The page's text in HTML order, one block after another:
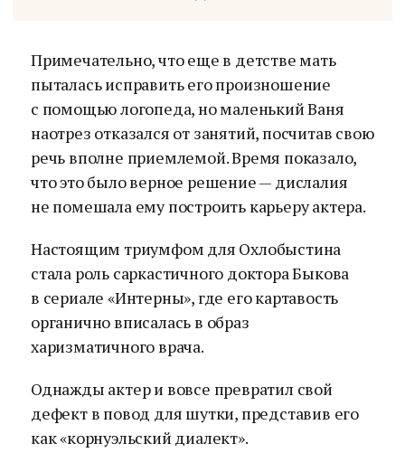
Примечательно, что еще в детстве мать
пыталась исправить его произношение
с помощью логопеда, но маленький Ваня
наотрез отказался от занятий, посчитав свою
речь вполне приемлемой. Время показало,
что это было верное решение — дислалия
не помешала ему построить карьеру актера.
Настоящим триумфом для Охлобыстина
стала роль саркастичного доктора Быкова
в сериале «Интерны», где его картавость
органично вписалась в образ
харизматичного врача.
Однажды актер и вовсе превратил свой
дефект в повод для шутки, представив его
как «корнуэльский диалект».